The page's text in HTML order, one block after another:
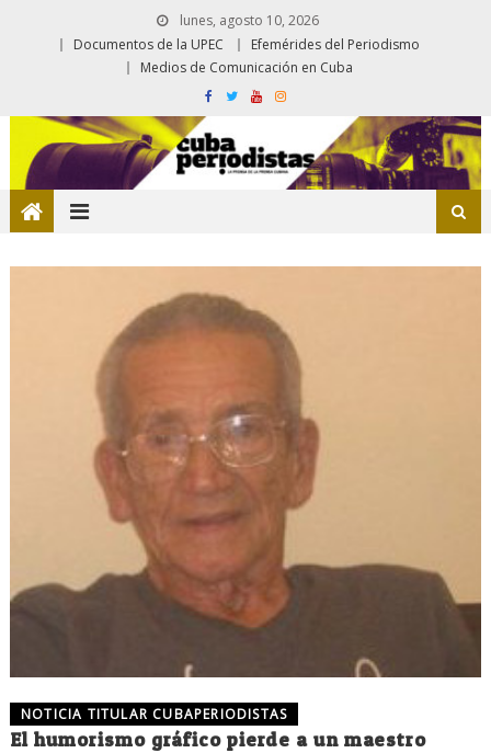
lunes, agosto 10, 2026
Documentos de la UPEC
Efemérides del Periodismo
Medios de Comunicación en Cuba
NOTICIA TITULAR CUBAPERIODISTAS
El humorismo gráfico pierde a un maestro